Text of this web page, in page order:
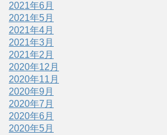
2021年6月
2021年5月
2021年4月
2021年3月
2021年2月
2020年12月
2020年11月
2020年9月
2020年7月
2020年6月
2020年5月